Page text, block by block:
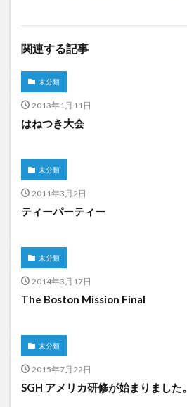
関連する記事
未分類
2013年1月11日
はねつき大会
未分類
2011年3月2日
ティーパーティー
未分類
2014年3月17日
The Boston Mission Final
未分類
2015年7月22日
SGH アメリカ研修が始まりました。